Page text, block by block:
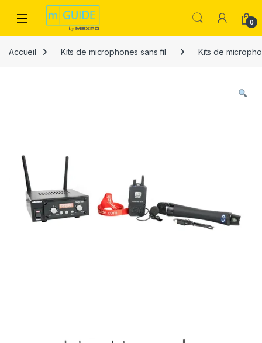
Skip to navigation
Skip to content
Open 0
Accueil Kits de microphones sans fil Kits de